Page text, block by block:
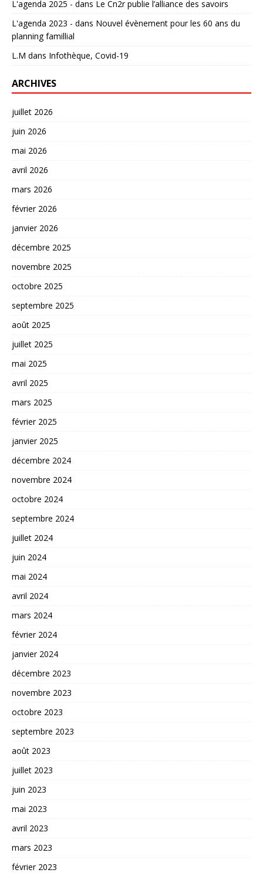
L'agenda 2025 - dans Le Cn2r publie l’alliance des savoirs
L'agenda 2023 - dans Nouvel évènement pour les 60 ans du
planning famillial
L.M dans Infothèque, Covid-19
ARCHIVES
juillet 2026
juin 2026
mai 2026
avril 2026
mars 2026
février 2026
janvier 2026
décembre 2025
novembre 2025
octobre 2025
septembre 2025
août 2025
juillet 2025
mai 2025
avril 2025
mars 2025
février 2025
janvier 2025
décembre 2024
novembre 2024
octobre 2024
septembre 2024
juillet 2024
juin 2024
mai 2024
avril 2024
mars 2024
février 2024
janvier 2024
décembre 2023
novembre 2023
octobre 2023
septembre 2023
août 2023
juillet 2023
juin 2023
mai 2023
avril 2023
mars 2023
février 2023